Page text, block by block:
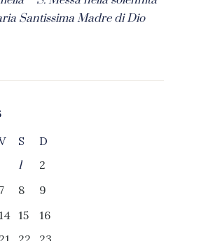
Santissima Madre di Dio
S
D
1
2
7 8
9
14 15
16